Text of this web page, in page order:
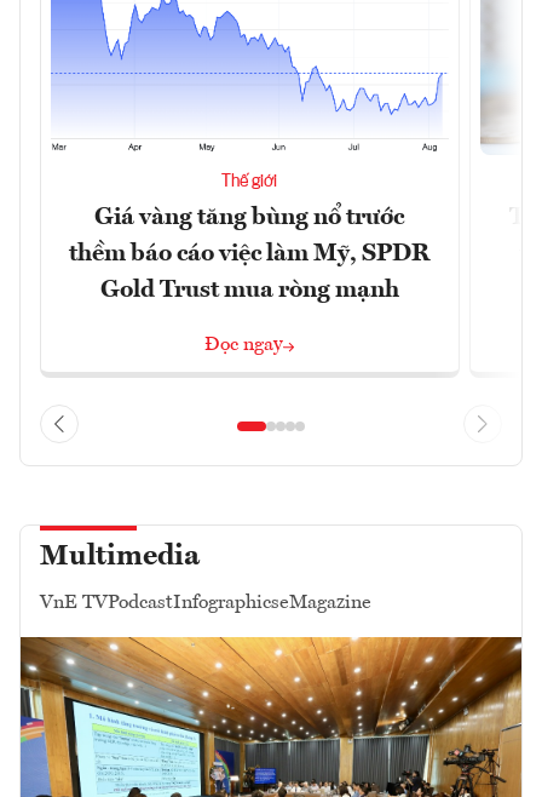
Thế giới
Giá vàng tăng bùng nổ trước
thềm báo cáo việc làm Mỹ, SPDR
Gold Trust mua ròng mạnh
Đọc ngay
Multimedia
VnE TVPodcastInfographicseMagazine